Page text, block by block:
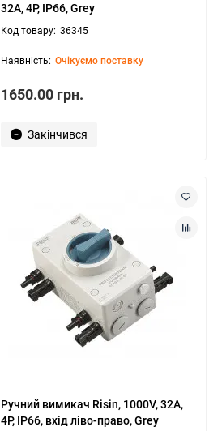
32A, 4P, IP66, Grey
36345
Очікуємо поставку
1650.00 грн.
Закінчився
Ручний вимикач Risin, 1000V, 32A,
4P, IP66, вхід ліво-право, Grey